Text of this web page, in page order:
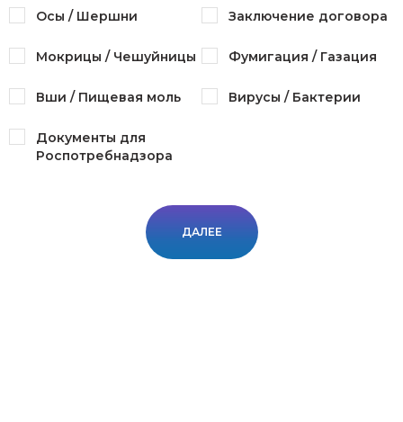
Осы / Шершни Заключение договора
Мокрицы / Чешуйницы Фумигация / Газация
Вши / Пищевая моль Вирусы / Бактерии
Документы для
Роспотребнадзора
ДАЛЕЕ